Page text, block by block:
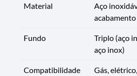
Material
Aço
Fundo
Triplo (aço
aço inox)
Compatibilidade
Gás,